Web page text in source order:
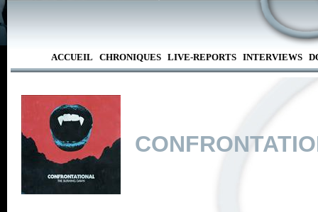
ACCUEIL CHRONIQUES LIVE-REPORTS INTERVIEWS